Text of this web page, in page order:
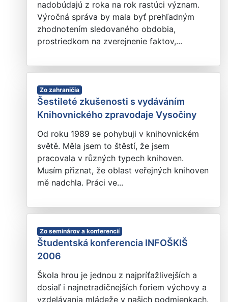
nadobúdajú z roka na rok rastúci význam.
Výročná správa by mala byť prehľadným
zhodnotením sledovaného obdobia,
prostriedkom na zverejnenie faktov,...
Zo zahraničia
Šestileté zkušenosti s vydáváním
Knihovnického zpravodaje Vysočiny
Od roku 1989 se pohybuji v knihovnickém
světě. Měla jsem to štěstí, že jsem
pracovala v různých typech knihoven.
Musím přiznat, že oblast veřejných knihoven
mě nadchla. Práci ve...
Zo seminárov a konferencií
Študentská konferencia INFOŠKIŠ
2006
Škola hrou je jednou z najpríťažlivejších a
dosiaľ i najnetradičnejších foriem výchovy a
vzdelávania mládeže v našich podmienkach.